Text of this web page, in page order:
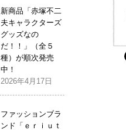
新商品「赤塚不二
夫キャラクターズ
グッズなの
だ！！」（全５
種）が順次発売
中！
2026年4月17日
ファッションブラ
ンド「ｅｒｉｕｔ